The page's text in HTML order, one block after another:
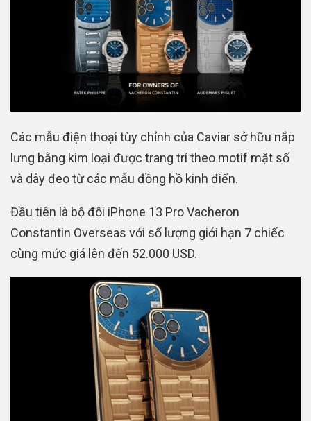
Các mẫu điện thoại tùy chỉnh của Caviar sở hữu nắp
lưng bằng kim loại được trang trí theo motif mặt số
và dây đeo từ các mẫu đồng hồ kinh điển.
Đầu tiên là bộ đôi iPhone 13 Pro Vacheron
Constantin Overseas với số lượng giới hạn 7 chiếc
cùng mức giá lên đến 52.000 USD.